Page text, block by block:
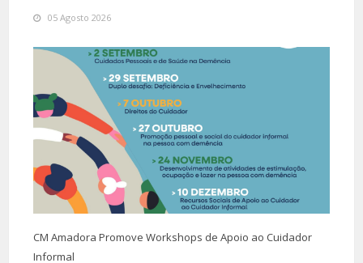
05 Agosto 2026
CM Amadora Promove Workshops de Apoio ao Cuidador
Informal